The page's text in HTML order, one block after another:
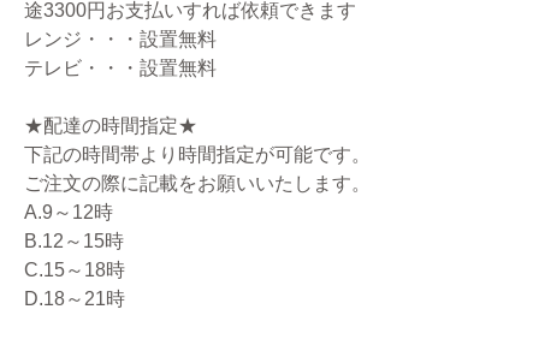
途3300円お支払いすれば依頼できます
レンジ・・・設置無料
テレビ・・・設置無料
★配達の時間指定★
下記の時間帯より時間指定が可能です。
ご注文の際に記載をお願いいたします。
A.9～12時
B.12～15時
C.15～18時
D.18～21時